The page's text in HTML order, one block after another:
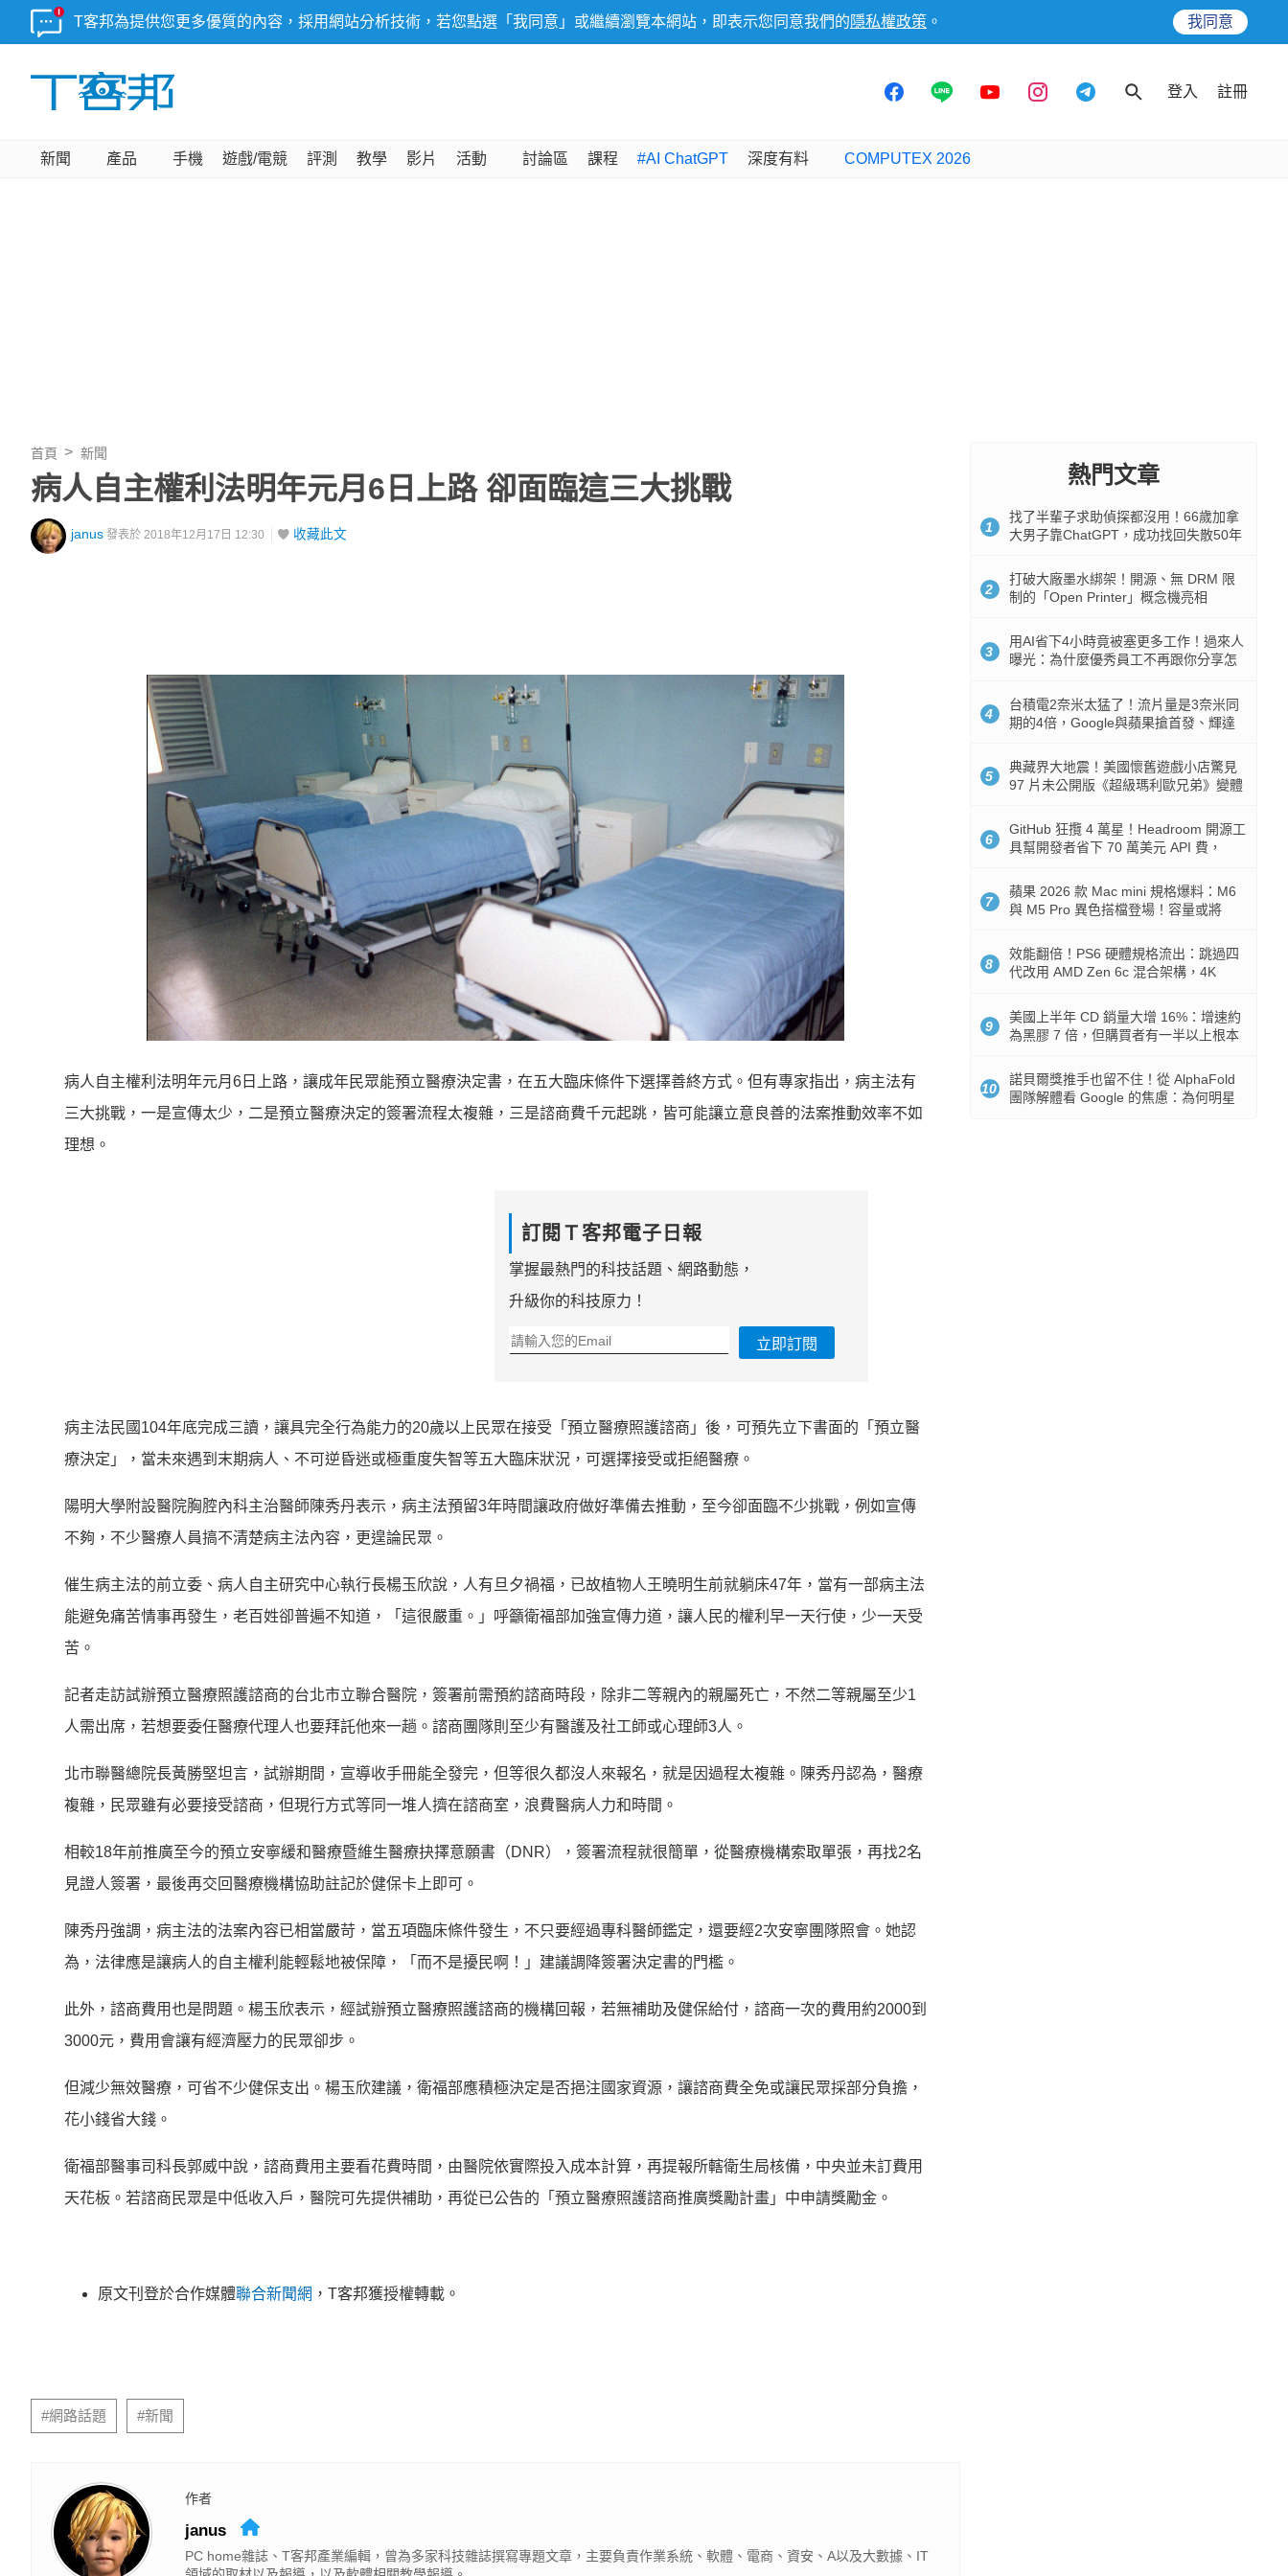
T客邦為提供您更多優質的內容，採用網站分析技術，若您點選「我同意」或繼續瀏覽本網站，即表示您同意我們的 隱私權政策 。 我同意
登入 註冊
新聞 產品 手機 遊戲/電競 評測 教學 影片 活動 討論區 課程 #AI ChatGPT 深度有料 COMPUTEX 2026
首頁 新聞
病人自主權利法明年元月6日上路 卻面臨這三大挑戰
janus 發表於 2018年12月17日 12:30 收藏此文
病人自主權利法明年元月6日上路，讓成年民眾能預立醫療決定書，在五大臨床條件下選擇善終方式。但有專家指出，病主法有
三大挑戰，一是宣傳太少，二是預立醫療決定的簽署流程太複雜，三是諮商費千元起跳，皆可能讓立意良善的法案推動效率不如
理想。
訂閱Ｔ客邦電子日報
掌握最熱門的科技話題、網路動態，
升級你的科技原力！
立即訂閱
病主法民國104年底完成三讀，讓具完全行為能力的20歲以上民眾在接受「預立醫療照護諮商」後，可預先立下書面的「預立醫
療決定」，當未來遇到末期病人、不可逆昏迷或極重度失智等五大臨床狀況，可選擇接受或拒絕醫療。
陽明大學附設醫院胸腔內科主治醫師陳秀丹表示，病主法預留3年時間讓政府做好準備去推動，至今卻面臨不少挑戰，例如宣傳
不夠，不少醫療人員搞不清楚病主法內容，更遑論民眾。
催生病主法的前立委、病人自主研究中心執行長楊玉欣說，人有旦夕禍福，已故植物人王曉明生前就躺床47年，當有一部病主法
能避免痛苦情事再發生，老百姓卻普遍不知道，「這很嚴重。」呼籲衛福部加強宣傳力道，讓人民的權利早一天行使，少一天受
苦。
記者走訪試辦預立醫療照護諮商的台北市立聯合醫院，簽署前需預約諮商時段，除非二等親內的親屬死亡，不然二等親屬至少1
人需出席，若想要委任醫療代理人也要拜託他來一趟。諮商團隊則至少有醫護及社工師或心理師3人。
北市聯醫總院長黃勝堅坦言，試辦期間，宣導收手冊能全發完，但等很久都沒人來報名，就是因過程太複雜。陳秀丹認為，醫療
複雜，民眾雖有必要接受諮商，但現行方式等同一堆人擠在諮商室，浪費醫病人力和時間。
相較18年前推廣至今的預立安寧緩和醫療暨維生醫療抉擇意願書（DNR），簽署流程就很簡單，從醫療機構索取單張，再找2名
見證人簽署，最後再交回醫療機構協助註記於健保卡上即可。
陳秀丹強調，病主法的法案內容已相當嚴苛，當五項臨床條件發生，不只要經過專科醫師鑑定，還要經2次安寧團隊照會。她認
為，法律應是讓病人的自主權利能輕鬆地被保障，「而不是擾民啊！」建議調降簽署決定書的門檻。
此外，諮商費用也是問題。楊玉欣表示，經試辦預立醫療照護諮商的機構回報，若無補助及健保給付，諮商一次的費用約2000到
3000元，費用會讓有經濟壓力的民眾卻步。
但減少無效醫療，可省不少健保支出。楊玉欣建議，衛福部應積極決定是否挹注國家資源，讓諮商費全免或讓民眾採部分負擔，
花小錢省大錢。
衛福部醫事司科長郭威中說，諮商費用主要看花費時間，由醫院依實際投入成本計算，再提報所轄衛生局核備，中央並未訂費用
天花板。若諮商民眾是中低收入戶，醫院可先提供補助，再從已公告的「預立醫療照護諮商推廣獎勵計畫」中申請獎勵金。
原文刊登於合作媒體聯合新聞網 ，T客邦獲授權轉載。
延伸閱讀
29顆鏡頭也抓不到一個賊？舊金山竊賊搭Waymo自駕車逃逸，隱私保護政策竟成警方辦案最大阻礙
出國花費難抓？全包式海島假期，一價搞定食宿玩樂，省錢更省心！
原來 Windows 11 會出賣你？FBI 靠 GDID 識別碼追蹤 19 歲駭客，勒索 800 萬美金慘遭引渡受審
伴侶和妳一起預防HPV，才有資格說愛妳！PR・台灣癌症基金會
熱門文章
1
找了半輩子求助偵探都沒用！66歲加拿
大男子靠ChatGPT，成功找回失散50年
2
打破大廠墨水綁架！開源、無 DRM 限
制的「Open Printer」概念機亮相
3
用AI省下4小時竟被塞更多工作！過來人
曝光：為什麼優秀員工不再跟你分享怎
4
台積電2奈米太猛了！流片量是3奈米同
期的4倍，Google與蘋果搶首發、輝達
5
典藏界大地震！美國懷舊遊戲小店驚見
97 片未公開版《超級瑪利歐兄弟》變體
6
GitHub 狂攬 4 萬星！Headroom 開源工
具幫開發者省下 70 萬美元 API 費，
7
蘋果 2026 款 Mac mini 規格爆料：M6
與 M5 Pro 異色搭檔登場！容量或將
8
效能翻倍！PS6 硬體規格流出：跳過四
代改用 AMD Zen 6c 混合架構，4K
9
美國上半年 CD 銷量大增 16%：增速約
為黑膠 7 倍，但購買者有一半以上根本
10
諾貝爾獎推手也留不住！從 AlphaFold
團隊解體看 Google 的焦慮：為何明星